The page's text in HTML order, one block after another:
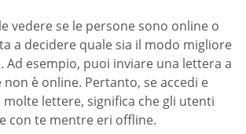
vedere se le persone sono online o
a decidere quale sia il modo migliore
Ad esempio, puoi inviare una lettera a
è online. Pertanto, se accedi e
molte lettere, significa che gli utenti
con te mentre eri offline.